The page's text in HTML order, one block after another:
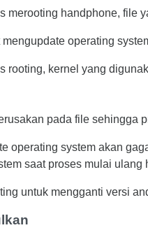
merooting handphone, file
mengupdate operating
rooting, kernel yang
pada file sehingga
operating system akan
saat proses mulai ulang
untuk mengganti versi